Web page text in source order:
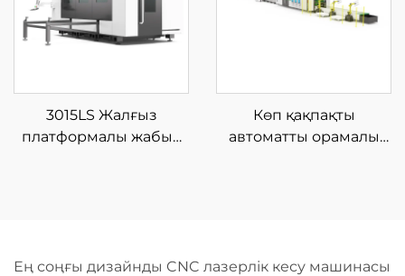
3015LS Жалғыз
платформалы жабық
Көп қақпақты
автоматты орамалы
Ең соңғы дизайнды CNC лазерлік кесу машинасы